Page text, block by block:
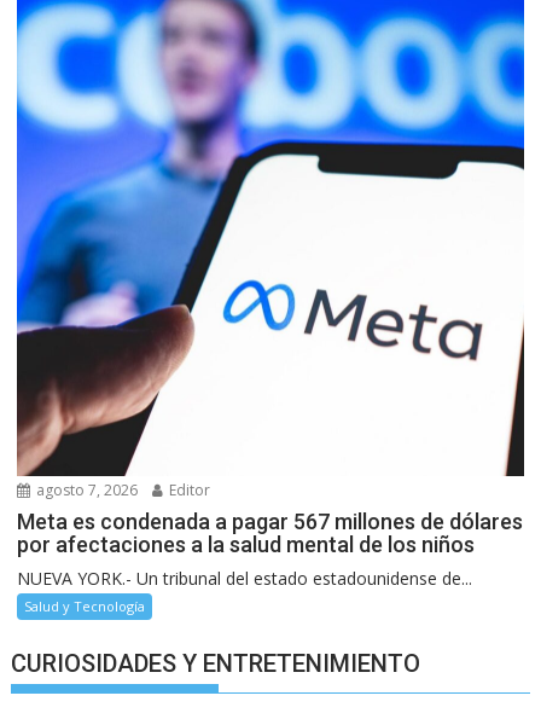
agosto 7, 2026 Editor
Meta es condenada a pagar 567 millones de dólares
por afectaciones a la salud mental de los niños
NUEVA YORK.- Un tribunal del estado estadounidense de...
Salud y Tecnología
CURIOSIDADES Y ENTRETENIMIENTO